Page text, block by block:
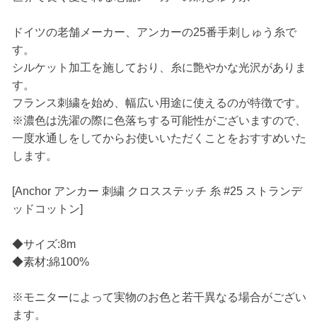
ドイツの老舗メーカー、アンカーの25番手刺しゅう糸で
す。
シルケット加工を施しており、糸に艶やかな光沢がありま
す。
フランス刺繍を始め、幅広い用途に使えるのが特徴です。
※濃色は洗濯の際に色落ちする可能性がございますので、
一度水通しをしてからお使いいただくことをおすすめいた
します。
[Anchor アンカー 刺繍 クロスステッチ 糸 #25 ストランデ
ッドコットン]
◆サイズ:8m
◆素材:綿100%
※モニターによって実物のお色と若干異なる場合がござい
ます。